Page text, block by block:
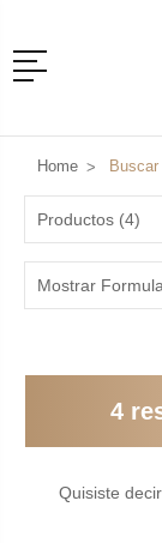
Menú
Home Buscar
Productos (4)
Mostrar
4
Quisiste